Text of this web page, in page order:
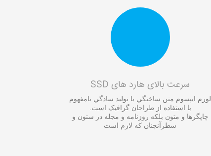
سرعت بالای هارد های SSD
لورم ايپسوم متن ساختگي با توليد سادگي نامفهوم
با استفاده از طراحان گرافيک است.
چاپگرها و متون بلکه روزنامه و مجله در ستون و
سطرآنچنان که لازم است